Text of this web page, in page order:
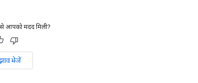
आपको मदद मिली?
भेजें